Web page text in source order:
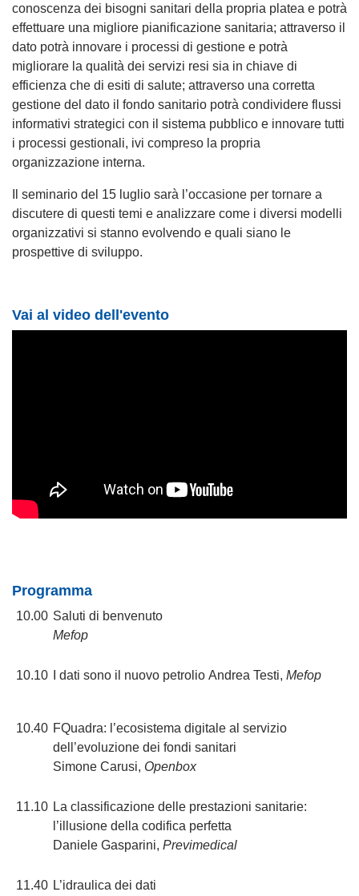
conoscenza dei bisogni sanitari della propria platea e potrà
effettuare una migliore pianificazione sanitaria; attraverso il
dato potrà innovare i processi di gestione e potrà
migliorare la qualità dei servizi resi sia in chiave di
efficienza che di esiti di salute; attraverso una corretta
gestione del dato il fondo sanitario potrà condividere flussi
informativi strategici con il sistema pubblico e innovare tutti
i processi gestionali, ivi compreso la propria
organizzazione interna.
Il seminario del 15 luglio sarà l’occasione per tornare a
discutere di questi temi e analizzare come i diversi modelli
organizzativi si stanno evolvendo e quali siano le
prospettive di sviluppo.
Vai al video dell'evento
Programma
10.00 Saluti di benvenuto
Mefop
10.10 I dati sono il nuovo petrolio Andrea Testi, Mefop
10.40 FQuadra: l’ecosistema digitale al servizio
dell’evoluzione dei fondi sanitari
Simone Carusi, Openbox
11.10 La classificazione delle prestazioni sanitarie:
l’illusione della codifica perfetta
Daniele Gasparini, Previmedical
11.40 L’idraulica dei dati